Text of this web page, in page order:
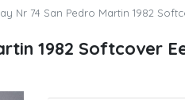
Nr 74 San Pedro Martin 1982
1982 Softcover